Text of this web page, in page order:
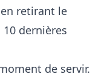
retirant le
dernières
de servir.